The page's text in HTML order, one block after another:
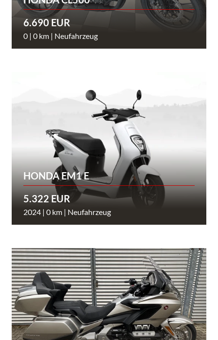
6.690 EUR
0 | 0 km | Neufahrzeug
HONDA EM1 E
5.322 EUR
2024 | 0 km | Neufahrzeug